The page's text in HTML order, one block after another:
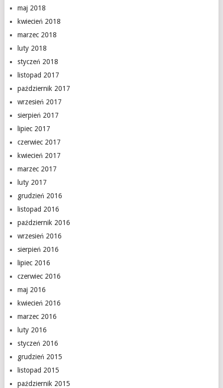
maj 2018
kwiecień 2018
marzec 2018
luty 2018
styczeń 2018
listopad 2017
październik 2017
wrzesień 2017
sierpień 2017
lipiec 2017
czerwiec 2017
kwiecień 2017
marzec 2017
luty 2017
grudzień 2016
listopad 2016
październik 2016
wrzesień 2016
sierpień 2016
lipiec 2016
czerwiec 2016
maj 2016
kwiecień 2016
marzec 2016
luty 2016
styczeń 2016
grudzień 2015
listopad 2015
październik 2015